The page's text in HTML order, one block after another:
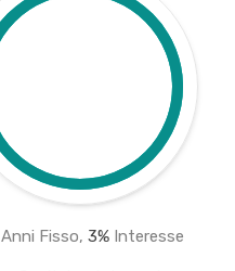
Anni Fisso, 3%Interesse